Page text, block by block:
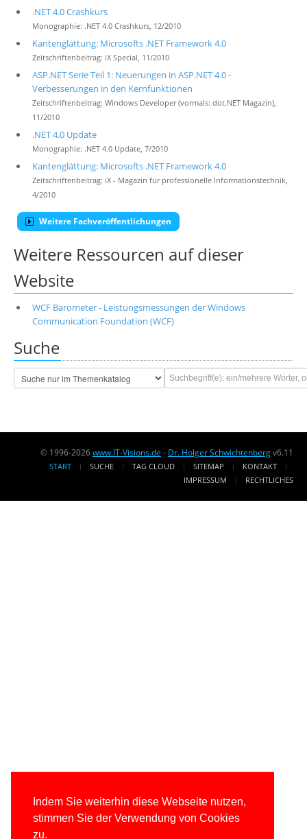
Indem Sie weiterhin diese Webseite nutzen,
stimmen Sie der Verwendung von Cookies
zu.
.NET 4.0 Crashkurs
Monographie: .NET 4.0 Crashkurs, 12/2010
Kantenglättung: Microsofts .NET Framework 4.0
Zeitschriftenbeitrag: iX Special, 11/2010
ASP.NET Serie Teil 1: Neuerungen in ASP.NET 4.0 -
Verbesserungen in den Kernfunktionen
Zeitschriftenbeitrag: Windows Developer (vormals: dot.NET Magazin),
11/2010
.NET 4.0 Update
Monographie: .NET 4.0 Update, 7/2010
Kantenglättung: Microsofts .NET Framework 4.0
Zeitschriftenbeitrag: iX - Magazin für professionelle Informationstechnik,
4/2010
Weitere Fachveröffentlichungen
Weitere Ressourcen auf dieser
Website
WCF Barometer - Leistungsmessungen der Windows
Communication Foundation (WCF)
Suche
© 1996-2026www.IT-Visions.de - Dr. Holger Schwichtenbergv6.11
START SUCHE TAG CLOUD SITEMAP
KONTAKT
IMPRESSUM
RECHTLICHES